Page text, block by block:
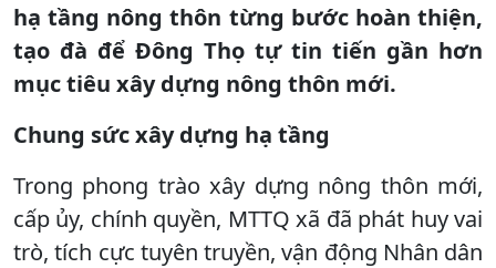
hạ tầng nông thôn từng bước hoàn thiện,
tạo đà để Đông Thọ tự tin tiến gần hơn
mục tiêu xây dựng nông thôn mới.
Chung sức xây dựng hạ tầng
Trong phong trào xây dựng nông thôn mới,
cấp ủy, chính quyền, MTTQ xã đã phát huy vai
trò, tích cực tuyên truyền, vận động Nhân dân